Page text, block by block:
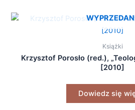
Książki
Krzysztof Porosło (red.),
[2010]
Dowiedz się